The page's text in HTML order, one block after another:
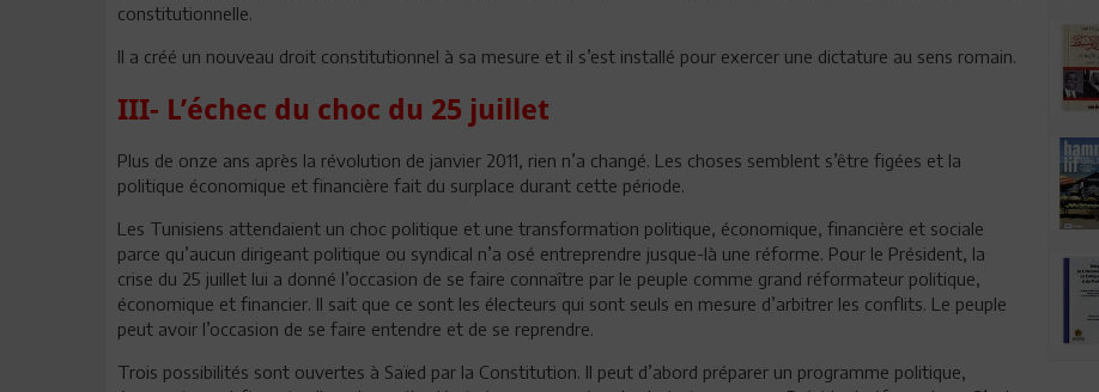
constitutionnelle.
Il a créé un nouveau droit constitutionnel à sa mesure et il s’est installé pour exercer une dictature au sens romain.
III- L’échec du choc du 25 juillet
Plus de onze ans après la révolution de janvier 2011, rien n’a changé. Les choses semblent s’être figées et la
politique économique et financière fait du surplace durant cette période.
Les Tunisiens attendaient un choc politique et une transformation politique, économique, financière et sociale
parce qu’aucun dirigeant politique ou syndical n’a osé entreprendre jusque-là une réforme. Pour le Président, la
crise du 25 juillet lui a donné l’occasion de se faire connaître par le peuple comme grand réformateur politique,
économique et financier. Il sait que ce sont les électeurs qui sont seuls en mesure d’arbitrer les conflits. Le peuple
peut avoir l’occasion de se faire entendre et de se reprendre.
Trois possibilités sont ouvertes à Saïed par la Constitution. Il peut d’abord préparer un programme politique,